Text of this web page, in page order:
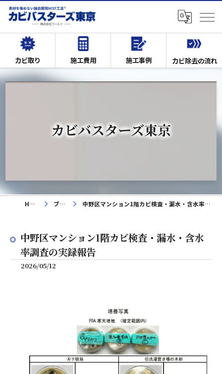
カビ取り 施工費用 施工事例 カビ除去の流れ
カビバスターズ東京
HOME ブログ 中野区マンション1階カビ検査・漏水・含水率調査の実録報告
中野区マンション1階カビ検査・漏水・含水
率調査の実録報告
2026/05/12